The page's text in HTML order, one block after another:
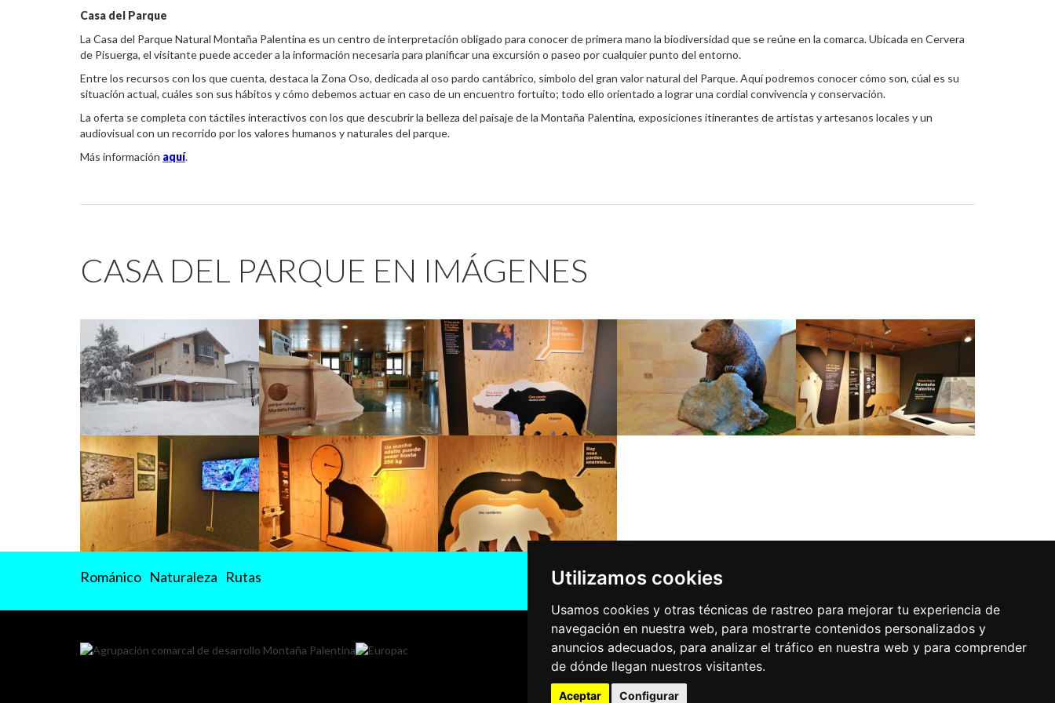
Utilizamos cookies
Usamos cookies y otras técnicas de rastreo para mejorar tu experiencia de
navegación en nuestra web, para mostrarte contenidos personalizados y
anuncios adecuados, para analizar el tráfico en nuestra web y para comprender
de dónde llegan nuestros visitantes.
Aceptar Configurar
Casa del Parque
La Casa del Parque Natural Montaña Palentina es un centro de interpretación obligado para conocer de primera mano la biodiversidad que se reúne en la comarca. Ubicada en Cervera
de Pisuerga, el visitante puede acceder a la información necesaria para planificar una excursión o paseo por cualquier punto del entorno.
Entre los recursos con los que cuenta, destaca la Zona Oso, dedicada al oso pardo cantábrico, símbolo del gran valor natural del Parque. Aquí podremos conocer cómo son, cúal es su
situación actual, cuáles son sus hábitos y cómo debemos actuar en caso de un encuentro fortuito; todo ello orientado a lograr una cordial convivencia y conservación.
La oferta se completa con táctiles interactivos con los que descubrir la belleza del paisaje de la Montaña Palentina, exposiciones itinerantes de artistas y artesanos locales y un
audiovisual con un recorrido por los valores humanos y naturales del parque.
Más información aquí.
CASA DEL PARQUE EN IMÁGENES
Románico Naturaleza Rutas